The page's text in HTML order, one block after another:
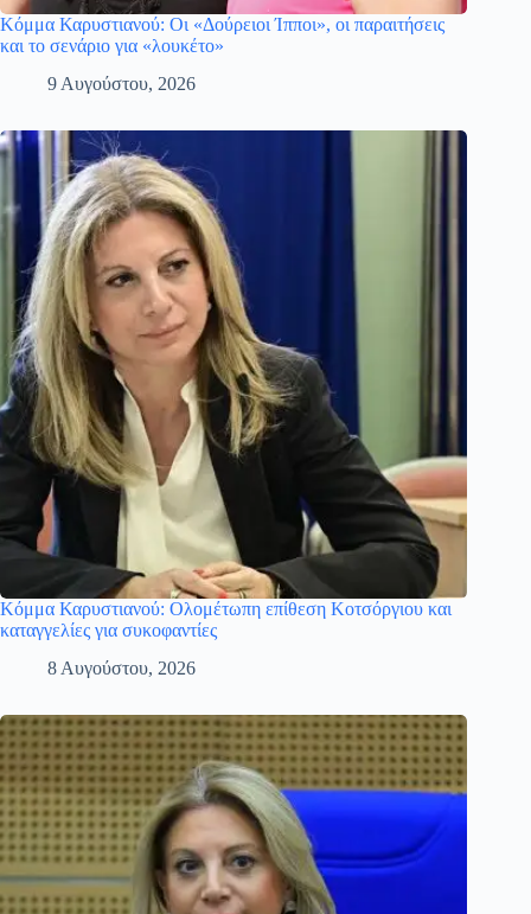
Κόμμα Καρυστιανού: Οι «Δούρειοι Ίπποι», οι παραιτήσεις
και το σενάριο για «λουκέτο»
9 Αυγούστου, 2026
Κόμμα Καρυστιανού: Ολομέτωπη επίθεση Κοτσόργιου και
καταγγελίες για συκοφαντίες
8 Αυγούστου, 2026